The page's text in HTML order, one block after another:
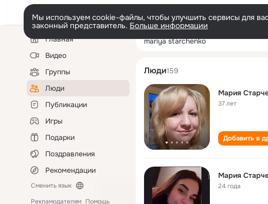
Мы используем cookie-файлы, чтобы улучшить сервисы для
законный представитель. Больше информации
Левая
колонкаГлавная
Видео
Группы
Люди
Публикации
Игры
Подарки
Поздравления
Рекомендации
Сменить язык
Рекламодателям Помощь
mariya starchenko
Люди159
Мария
37 лет
Добавить в
Мария
24 года